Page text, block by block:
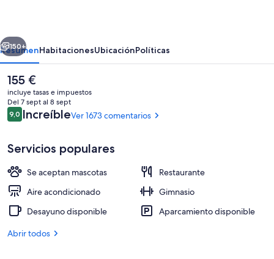
Exterior
Siguiente
150+
ResumenHabitacionesUbicaciónPolíticas
El
precio
actual
es
de
155 €
incluye tasas e impuestos
Del 7 sept al 8 sept
Comentarios
9,09,0 de 10
IncreíbleVer 1673 comentarios
Servicios populares
Se aceptan mascotas
Restaurante
Aire acondicionado
Gimnasio
Desayuno disponible
Aparcamiento disponible
Abrir todos